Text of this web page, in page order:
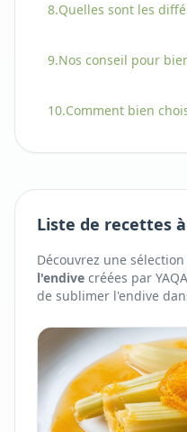
8.Quelles sont les
9.Nos conseil pour
10.Comment bien
Liste de recettes
Découvrez une
l'endive créées par
de sublimer l'endive